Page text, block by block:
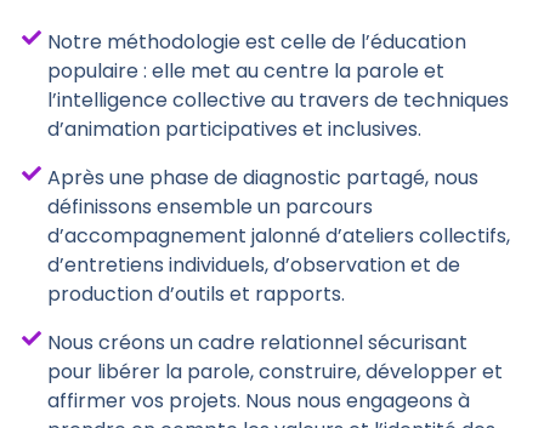
Notre méthodologie est celle de l’éducation
populaire : elle met au centre la parole et
l’intelligence collective au travers de techniques
d’animation participatives et inclusives.
Après une phase de diagnostic partagé, nous
définissons ensemble un parcours
d’accompagnement jalonné d’ateliers collectifs,
d’entretiens individuels, d’observation et de
production d’outils et rapports.
Nous créons un cadre relationnel sécurisant
pour libérer la parole, construire, développer et
affirmer vos projets. Nous nous engageons à